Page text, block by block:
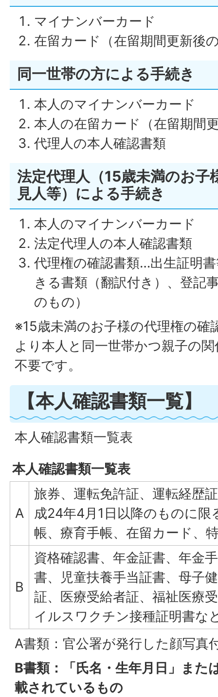
マイナンバーカード
在留カード（在留期間更新後
同一世帯の方による手続き
本人のマイナンバーカード
本人の在留カード（在留期間
代理人の本人確認書類
法定代理人（15歳未満のお子
見人等）による手続き
本人のマイナンバーカード
法定代理人の本人確認書類
代理権の確認書類…出生証明
きる書類（翻訳付き）、登記
のもの）
※15歳未満のお子様の代理権の確
より本人と同一世帯かつ親子の
不要です。
【本人確認書類一覧】
本人確認書類一覧表
本人確認書類一覧表
A
旅券、運転免許証、運転経歴
成24年4月1日以降のものに限
帳、療育手帳、在留カード、
B
資格確認書、年金証書、年金
書、児童扶養手当証書、母子
証、医療受給者証、福祉医療
イルスワクチン接種証明書な
A書類：官公署が発行した顔写真
B書類：「氏名・生年月日」また
載されているもの